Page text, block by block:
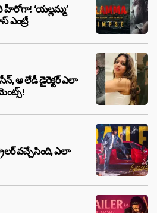
‘యల్లమ్మ’
ఎంట్రీ
ఆ లేడీ డైరెక్టర్ ఎలా
వచ్చేసింది, ఎలా